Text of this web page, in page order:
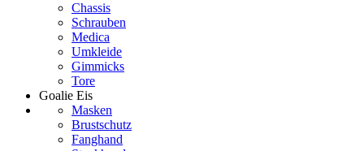
Chassis
Schrauben
Medica
Umkleide
Gimmicks
Tore
Goalie Eis
Masken
Brustschutz
Fanghand